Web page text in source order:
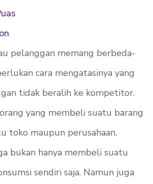
pelanggan memang berbeda-
cara mengatasinya yang
tidak beralih ke kompetitor.
yang membeli suatu barang
toko maupun perusahaan.
bukan hanya membeli suatu
sendiri saja. Namun juga